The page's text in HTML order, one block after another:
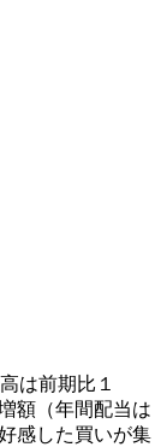
は前期比１
額（年間配当は
感した買いが集